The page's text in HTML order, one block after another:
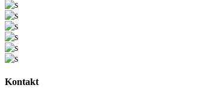
Kontakt